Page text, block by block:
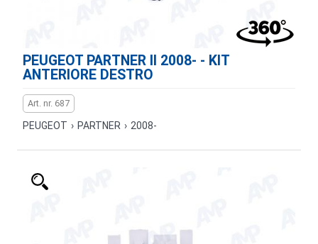
PEUGEOT PARTNER II 2008- - KIT
ANTERIORE DESTRO
Art. nr. 687
PEUGEOT › PARTNER › 2008-